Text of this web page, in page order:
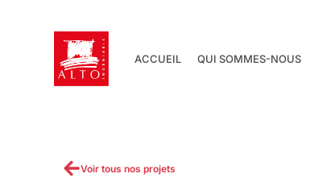
ACCUEIL QUI SOMMES-NOUS
Voir tous nos projets